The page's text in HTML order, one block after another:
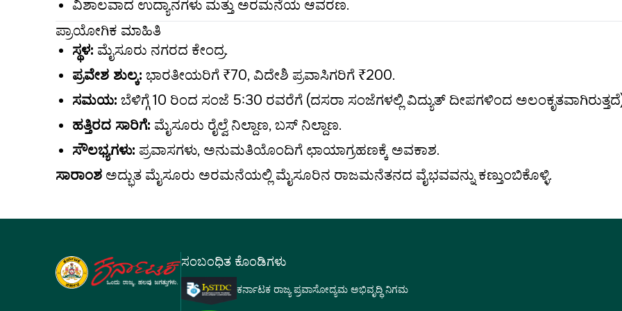
ವಿಶಾಲವಾದ ಉದ್ಯಾನಗಳು ಮತ್ತು ಅರಮನೆಯ ಆವರಣ.
ಪ್ರಾಯೋಗಿಕ ಮಾಹಿತಿ
ಸ್ಥಳ: ಮೈಸೂರು ನಗರದ ಕೇಂದ್ರ.
ಪ್ರವೇಶ ಶುಲ್ಕ: ಭಾರತೀಯರಿಗೆ ₹70, ವಿದೇಶಿ ಪ್ರವಾಸಿಗರಿಗೆ ₹200.
ಸಮಯ: ಬೆಳಿಗ್ಗೆ 10 ರಿಂದ ಸಂಜೆ 5:30 ರವರೆಗೆ (ದಸರಾ ಸಂಜೆಗಳಲ್ಲಿ ವಿದ್ಯುತ್ ದೀಪಗಳಿಂದ
ಹತ್ತಿರದ ಸಾರಿಗೆ: ಮೈಸೂರು ರೈಲ್ವೆ ನಿಲ್ದಾಣ, ಬಸ್ ನಿಲ್ದಾಣ.
ಸೌಲಭ್ಯಗಳು: ಪ್ರವಾಸಗಳು, ಅನುಮತಿಯೊಂದಿಗೆ ಛಾಯಾಗ್ರಹಣಕ್ಕೆ ಅವಕಾಶ.
ಸಾರಾಂಶ ಅದ್ಭುತ ಮೈಸೂರು ಅರಮನೆಯಲ್ಲಿ ಮೈಸೂರಿನ ರಾಜಮನೆತನದ ವೈಭವವನ್ನು ಕಣ್ತುಂಬಿಕೊಳ್ಳಿ.
ಸಂಬಂಧಿತ ಕೊಂಡಿಗಳು
ಕರ್ನಾಟಕ ರಾಜ್ಯ ಪ್ರವಾಸೋದ್ಯಮ ಅಭಿವೃದ್ಧಿ ನಿಗಮ